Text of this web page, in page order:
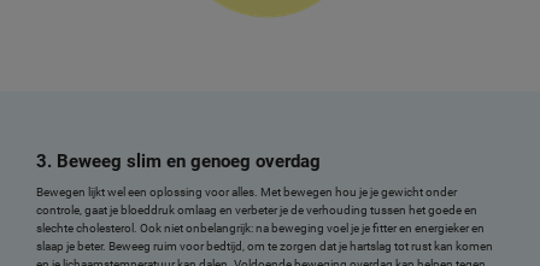
3. Beweeg slim en genoeg overdag
Bewegen lijkt wel een oplossing voor alles. Met bewegen hou je je gewicht onder
controle, gaat je bloeddruk omlaag en verbeter je de verhouding tussen het goede en
slechte cholesterol. Ook niet onbelangrijk: na beweging voel je je fitter en energieker en
slaap je beter. Beweeg ruim voor bedtijd, om te zorgen dat je hartslag tot rust kan komen